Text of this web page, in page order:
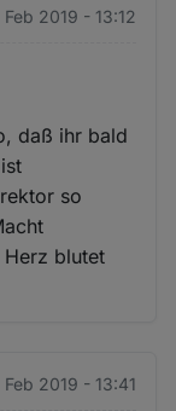
Feb 2019 - 13:12
daß ihr bald
so
Herz blutet
Feb 2019 - 13:41